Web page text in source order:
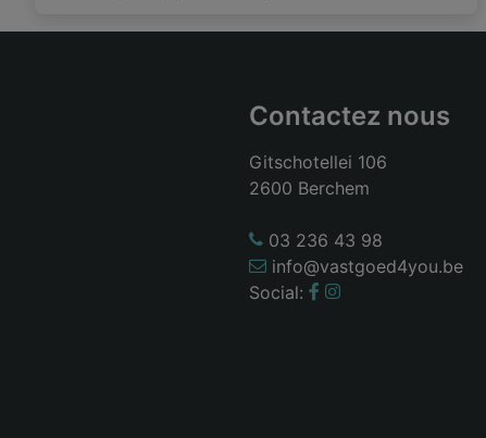
Contactez nous
Gitschotellei 106
2600 Berchem
03 236 43 98
info@vastgoed4you.be
Social: